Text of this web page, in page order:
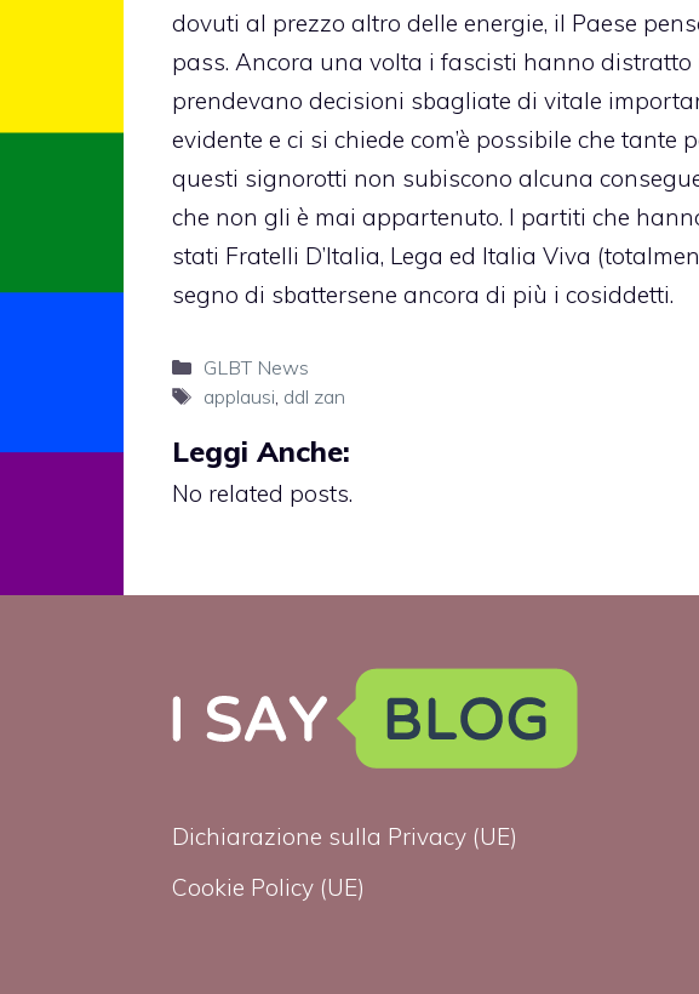
dovuti al prezzo altro delle energie, il Paese
pass. Ancora una volta i fascisti hanno
prendevano decisioni sbagliate di vitale
evidente e ci si chiede com’è possibile che tante
questi signorotti non subiscono alcuna
che non gli è mai appartenuto. I partiti che
stati Fratelli D’Italia, Lega ed Italia Viva
segno di sbattersene ancora di più i cosiddetti.
Categorie
GLBT News
Tag
applausi ddl zan
Leggi Anche:
No related posts.
Dichiarazione sulla Privacy (UE)
Cookie Policy (UE)